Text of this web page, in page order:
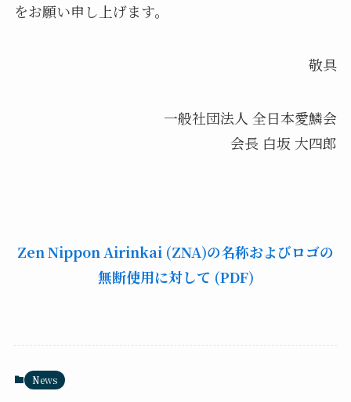
をお願い申し上げます。
敬具
一般社団法人 全日本愛鱗会
会長 白坂 大四郎
Zen Nippon Airinkai (ZNA)の名称およびロゴの
無断使用に対して (PDF)
News